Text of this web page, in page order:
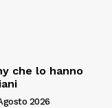
che lo hanno
2026